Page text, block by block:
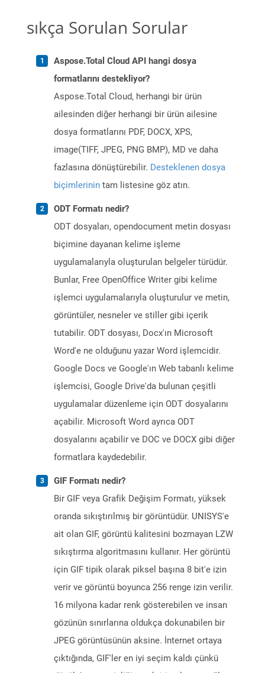
sıkça Sorulan Sorular
Aspose.Total Cloud API hangi dosya
formatlarını destekliyor?
Aspose.Total Cloud, herhangi bir ürün
ailesinden diğer herhangi bir ürün ailesine
dosya formatlarını PDF, DOCX, XPS,
image(TIFF, JPEG, PNG BMP), MD ve daha
fazlasına dönüştürebilir. Desteklenen dosya
biçimlerinin tam listesine göz atın.
ODT Formatı nedir?
ODT dosyaları, opendocument metin dosyası
biçimine dayanan kelime işleme
uygulamalarıyla oluşturulan belgeler türüdür.
Bunlar, Free OpenOffice Writer gibi kelime
işlemci uygulamalarıyla oluşturulur ve metin,
görüntüler, nesneler ve stiller gibi içerik
tutabilir. ODT dosyası, Docx'ın Microsoft
Word'e ne olduğunu yazar Word işlemcidir.
Google Docs ve Google'ın Web tabanlı kelime
işlemcisi, Google Drive'da bulunan çeşitli
uygulamalar düzenleme için ODT dosyalarını
açabilir. Microsoft Word ayrıca ODT
dosyalarını açabilir ve DOC ve DOCX gibi diğer
formatlara kaydedebilir.
GIF Formatı nedir?
Bir GIF veya Grafik Değişim Formatı, yüksek
oranda sıkıştırılmış bir görüntüdür. UNISYS'e
ait olan GIF, görüntü kalitesini bozmayan LZW
sıkıştırma algoritmasını kullanır. Her görüntü
için GIF tipik olarak piksel başına 8 bit'e izin
verir ve görüntü boyunca 256 renge izin verilir.
16 milyona kadar renk gösterebilen ve insan
gözünün sınırlarına oldukça dokunabilen bir
JPEG görüntüsünün aksine. İnternet ortaya
çıktığında, GIF'ler en iyi seçim kaldı çünkü